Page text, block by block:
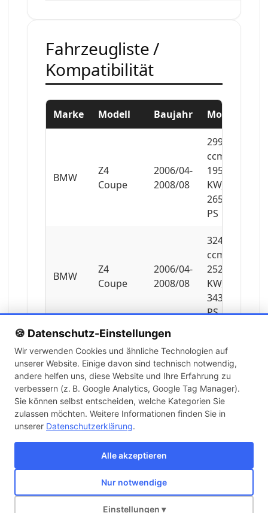
🍪 Datenschutz-Einstellungen
Wir verwenden Cookies und ähnliche Technologien auf
unserer Website. Einige davon sind technisch notwendig,
andere helfen uns, diese Website und Ihre Erfahrung zu
verbessern (z. B. Google Analytics, Google Tag Manager).
Sie können selbst entscheiden, welche Kategorien Sie
zulassen möchten. Weitere Informationen finden Sie in
unserer Datenschutzerklärung.
Alle akzeptieren
Nur notwendige
Einstellungen ▾
Fahrzeugliste /
Kompatibilität
Marke Modell Baujahr Motor
BMW
Z4
Coupe
2006/04-
2008/08
2996
ccm,
195
KW,
265
PS
BMW
Z4
Coupe
2006/04-
2008/08
3246
ccm,
252
KW,
343
PS
BMW
Z4
Roadster
2005/03-
2009/02
ccm,
110
KW,
150
PS
BMW
Roadster
2005/10
170
Über unsKontaktVersandImpressumAGBWiderruf